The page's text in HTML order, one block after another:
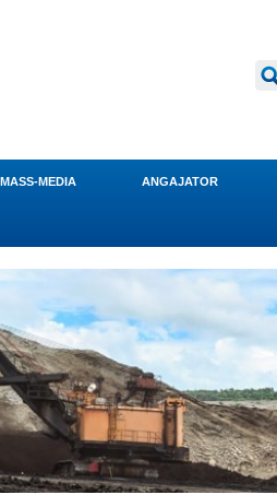
MASS-MEDIA ANGAJATOR